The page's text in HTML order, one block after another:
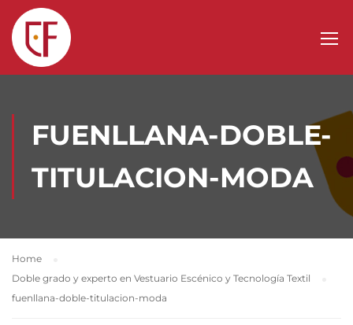
FUENLLANA-DOBLE-
TITULACION-MODA
Home
Doble grado y experto en Vestuario Escénico y Tecnología Textil
fuenllana-doble-titulacion-moda